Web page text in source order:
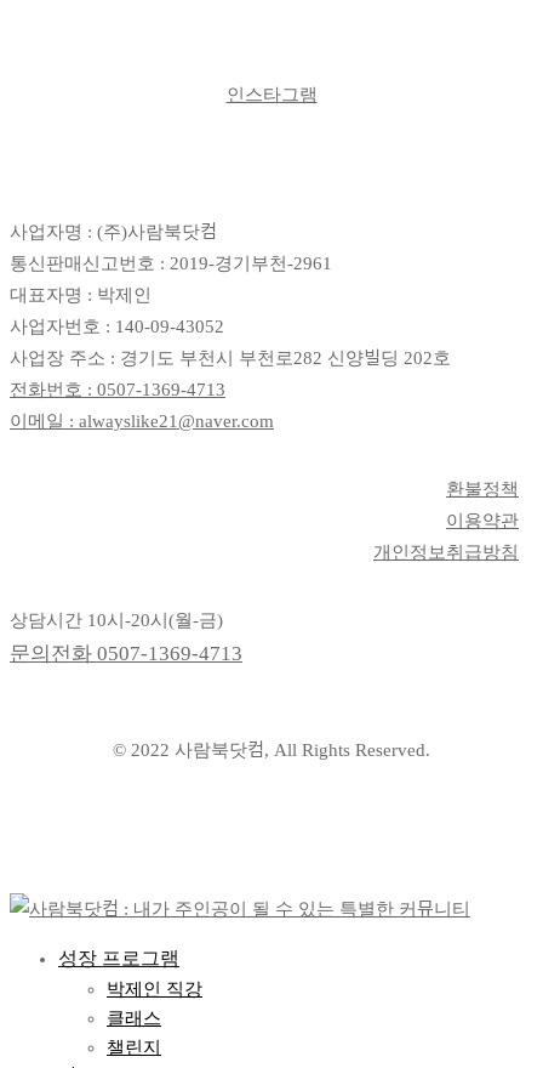
인스타그램
사업자명 : (주)사람북닷컴
통신판매신고번호 : 2019-경기부천-2961
대표자명 : 박제인
사업자번호 : 140-09-43052
사업장 주소 : 경기도 부천시 부천로282 신양빌딩 202호
전화번호 : 0507-1369-4713
이메일 : alwayslike21@naver.com
환불정책
이용약관
개인정보취급방침
상담시간 10시-20시(월-금)
문의전화 0507-1369-4713
© 2022 사람북닷컴, All Rights Reserved.
성장 프로그램
박제인 직강
클래스
챌린지